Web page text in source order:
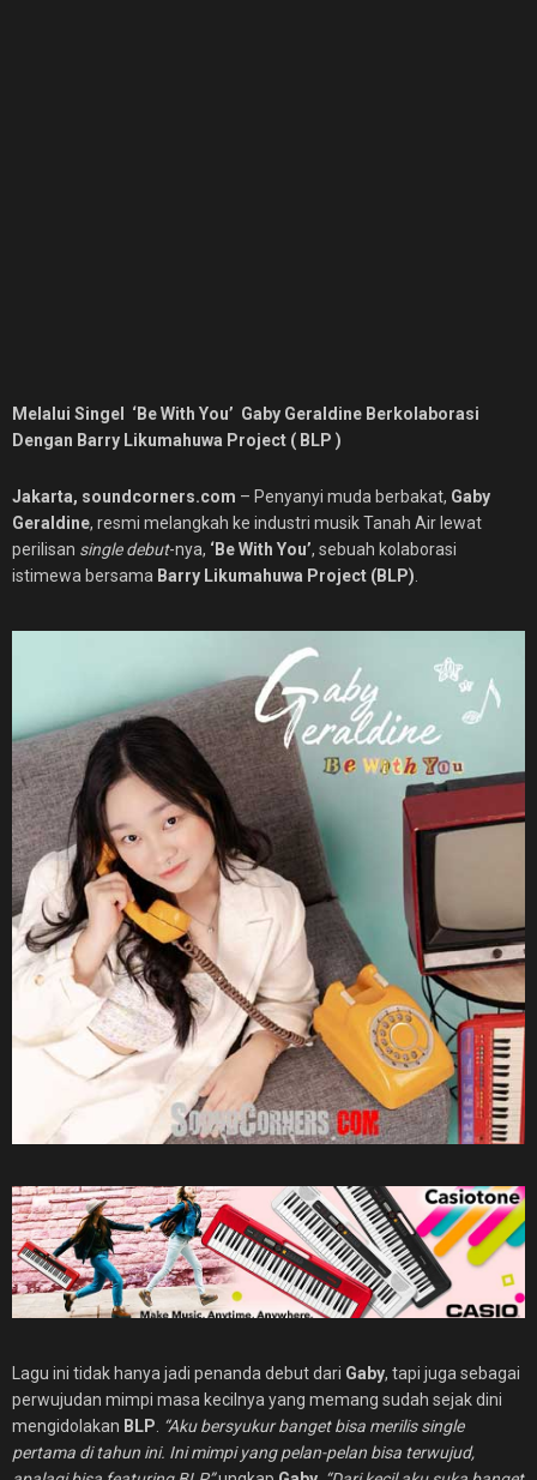
Melalui Singel ‘Be With You’ Gaby Geraldine Berkolaborasi
Dengan Barry Likumahuwa Project ( BLP )
Jakarta, soundcorners.com – Penyanyi muda berbakat, Gaby
Geraldine, resmi melangkah ke industri musik Tanah Air lewat
perilisan single debut-nya, ‘Be With You’, sebuah kolaborasi
istimewa bersama Barry Likumahuwa Project (BLP)
Lagu ini tidak hanya jadi penanda debut dari Gaby, tapi juga sebagai
perwujudan mimpi masa kecilnya yang memang sudah sejak dini
mengidolakan BLP “Aku bersyukur banget bisa merilis single
pertama di tahun ini. Ini mimpi yang pelan-pelan bisa terwujud,